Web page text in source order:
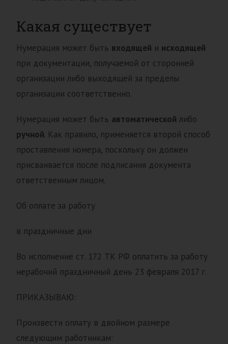
Какая существует
Нумерация может быть входящей и исходящей
при документации, получаемой от сторонней
организации либо выходящей за пределы
организации соответственно.
Нумерация может быть автоматической либо
ручной. Как правило, применяется второй способ
проставления номера, поскольку он должен
присваивается после подписания документа
ответственным лицом.
Об оплате за работу
в праздничные дни
Во исполнение ст. 172 ТК РФ оплатить за работу
нерабочий праздничный день 23 февраля 2017 г.
ПРИКАЗЫВАЮ:
Произвести оплату в двойном размере
следующим работникам: